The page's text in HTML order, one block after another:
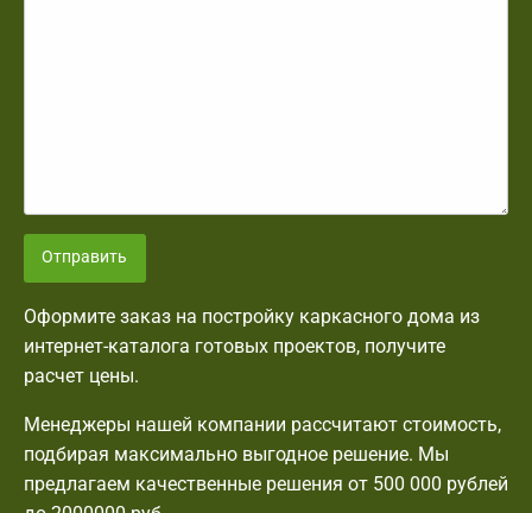
Отправить
Оформите заказ на постройку каркасного дома из
интернет-каталога готовых проектов, получите
расчет цены.
Менеджеры нашей компании рассчитают стоимость,
подбирая максимально выгодное решение. Мы
предлагаем качественные решения от 500 000 рублей